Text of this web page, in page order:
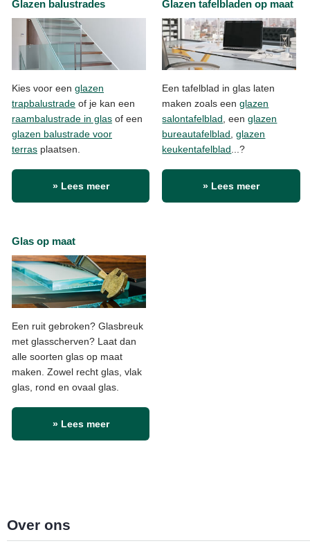
Glazen balustrades
Kies voor een glazen
trapbalustrade of je kan een
raambalustrade in glas of een
glazen balustrade voor
terras plaatsen.
» Lees meer
Glazen tafelbladen op maat
Een tafelblad in glas laten
maken zoals eenglazen
salontafelblad, eenglazen
bureautafelblad,glazen
keukentafelblad...?
» Lees meer
Glas op maat
Een ruit gebroken? Glasbreuk
met glasscherven? Laat dan
alle soorten glas op maat
maken. Zowel recht glas, vlak
glas, rond en ovaal glas.
» Lees meer
Over ons